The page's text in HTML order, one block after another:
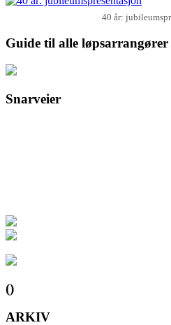
40 år:
Guide til alle løpsarrangører
Snarveier
()
ARKIV